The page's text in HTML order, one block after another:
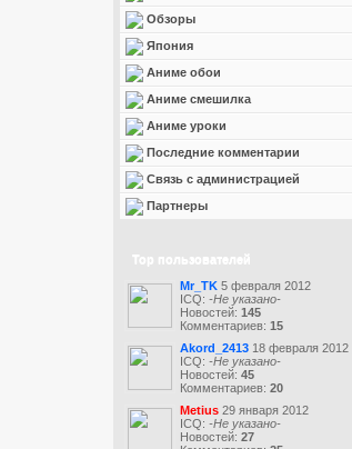
Обзоры
Япония
Аниме обои
Аниме смешилка
Аниме уроки
Последние комментарии
Связь с администрацией
Партнеры
Top пользователей
Mr_TK 5 февраля 2012
ICQ: -Не указано-
Новостей: 145
Комментариев: 15
Akord_2413 18 февраля 2012
ICQ: -Не указано-
Новостей: 45
Комментариев: 20
Metius 29 января 2012
ICQ: -Не указано-
Новостей: 27